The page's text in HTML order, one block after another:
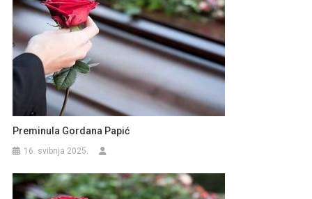
Preminula Gordana Papić
16. svibnja 2025.